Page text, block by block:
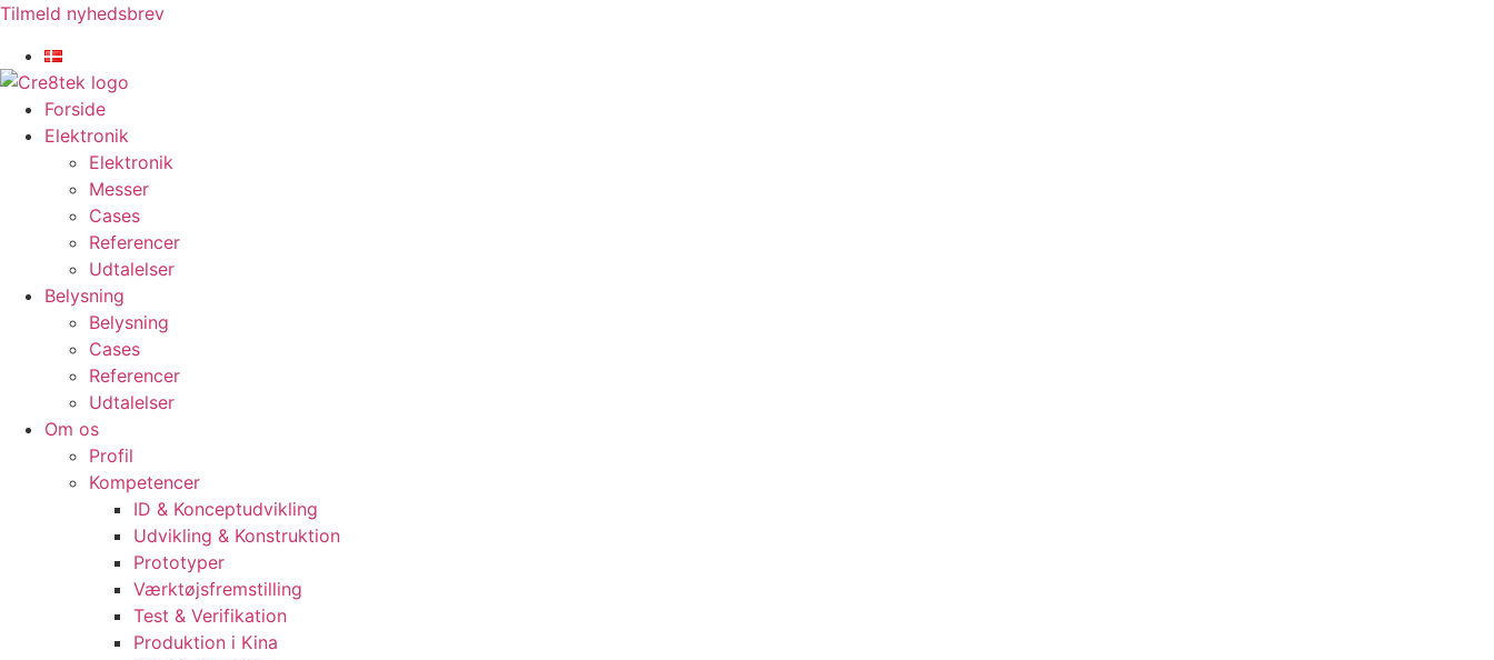
Videre
indhold
Tilmeld nyhedsbrev
Forside
Elektronik
Elektronik
Messer
Cases
Referencer
Udtalelser
Belysning
Belysning
Cases
Referencer
Udtalelser
Om os
Profil
Kompetencer
ID & Konceptudvikling
Udvikling & Konstruktion
Prototyper
Værktøjsfremstilling
Test & Verifikation
Produktion i Kina